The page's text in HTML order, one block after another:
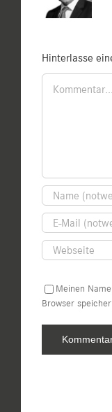
Hinterlasse
Kommentar
Meinen
Browser